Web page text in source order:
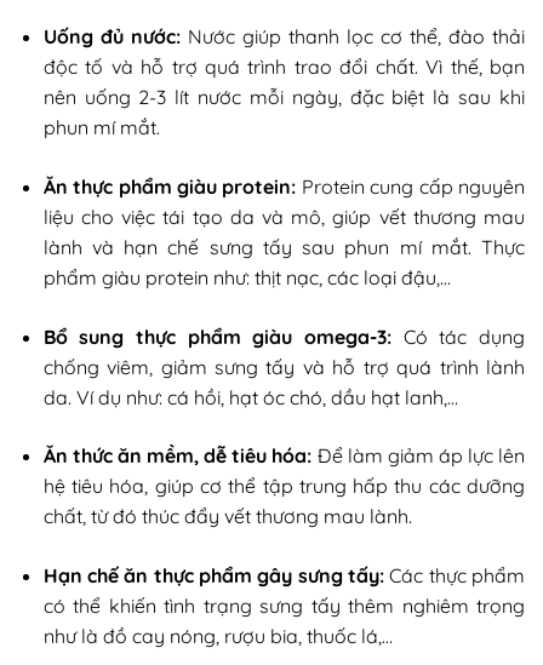
Uống đủ nước:Nước giúp thanh lọc cơ thể, đào thải
độc tố và hỗ trợ quá trình trao đổi chất. Vì thế, bạn
nên uống 2-3 lít nước mỗi ngày, đặc biệt là sau khi
phun mí mắt.
Ăn thực phẩm giàu protein: Protein cung cấp nguyên
liệu cho việc tái tạo da và mô, giúp vết thương mau
lành và hạn chế sưng tấy sau phun mí mắt. Thực
phẩm giàu protein như: thịt nạc, các loại đậu,…
Bổ sung thực phẩm giàu omega-3: Có tác dụng
chống viêm, giảm sưng tấy và hỗ trợ quá trình lành
da. Ví dụ như: cá hồi, hạt óc chó, dầu hạt lanh,…
Ăn thức ăn mềm, dễ tiêu hóa: Để làm giảm áp lực lên
hệ tiêu hóa, giúp cơ thể tập trung hấp thu các dưỡng
chất, từ đó thúc đẩy vết thương mau lành.
Hạn chế ăn thực phẩm gây sưng tấy: Các thực phẩm
có thể khiến tình trạng sưng tấy thêm nghiêm trọng
như là đồ cay nóng, rượu bia, thuốc lá,…